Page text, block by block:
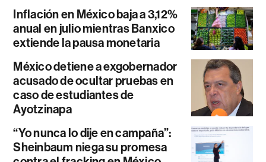
Inflación en México baja a 3,12%
anual en julio mientras Banxico
extiende la pausa monetaria
México detiene a exgobernador
acusado de ocultar pruebas en
caso de estudiantes de
Ayotzinapa
“Yo nunca lo dije en campaña”:
Sheinbaum niega su promesa